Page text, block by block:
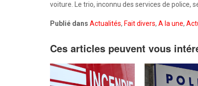
voiture. Le trio, inconnu des services de police,
Publié dans Actualités, Fait divers, A la une,
Ces articles peuvent vous